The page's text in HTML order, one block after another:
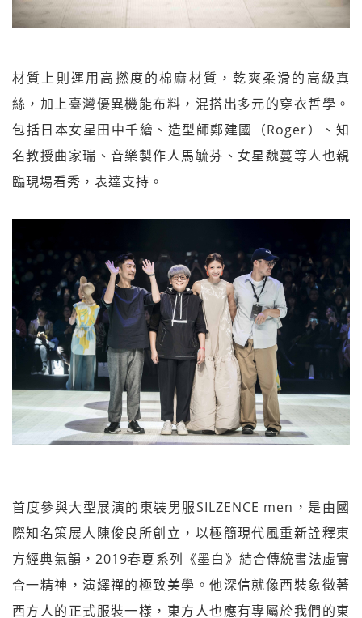
材質上則運用高撚度的棉麻材質，乾爽柔滑的高級真
絲，加上臺灣優異機能布料，混搭出多元的穿衣哲學。
包括日本女星田中千繪、造型師鄭建國（Roger）、知
名教授曲家瑞、音樂製作人馬毓芬、女星魏蔓等人也親
臨現場看秀，表達支持。
首度參與大型展演的東裝男服SILZENCE men，是由國
際知名策展人陳俊良所創立，以極簡現代風重新詮釋東
方經典氣韻，2019春夏系列《墨白》結合傳統書法虛實
合一精神，演繹禪的極致美學。他深信就像西裝象徵著
西方人的正式服裝一樣，東方人也應有專屬於我們的東